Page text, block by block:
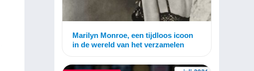
Marilyn Monroe, een tijdloos icoon
in de wereld van het verzamelen